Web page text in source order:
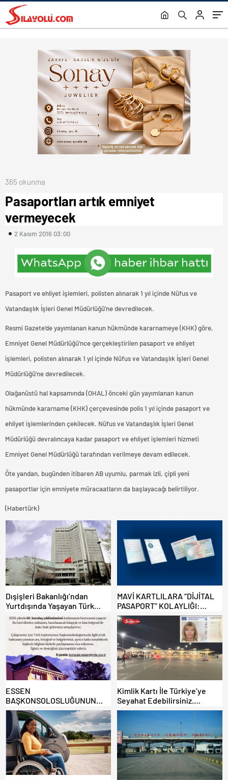
365 okunma
Pasaportları artık emniyet
vermeyecek
2 Kasım 2016 03:00
Pasaport ve ehliyet işlemleri, polisten alınarak 1 yıl içinde Nüfus ve
Vatandaşlık İşleri Genel Müdürlüğü’ne devredilecek.
Resmi Gazete’de yayımlanan kanun hükmünde kararnameye (KHK) göre,
Emniyet Genel Müdürlüğü’nce gerçekleştirilen pasaport ve ehliyet
işlemleri, polisten alınarak 1 yıl içinde Nüfus ve Vatandaşlık İşleri Genel
Müdürlüğü’ne devredilecek.
Olağanüstü hal kapsamında (OHAL) önceki gün yayımlanan kanun
hükmünde kararname (KHK) çerçevesinde polis 1 yıl içinde pasaport ve
ehliyet işlemlerinden çekilecek. Nüfus ve Vatandaşlık İşleri Genel
Müdürlüğü devralıncaya kadar pasaport ve ehliyet işlemleri hizmeti
Emniyet Genel Müdürlüğü tarafından verilmeye devam edilecek.
Öte yandan, bugünden itibaren AB uyumlu, parmak izli, çipli yeni
pasaportlar için emniyete müracaatların da başlayacağı belirtiliyor.
(Habertürk)
Dışişleri Bakanlığı’ndan
Yurtdışında Yaşayan Türk
Vatandaşlarına ”Güvenlik”
Uyarısı”
MAVİ KARTLILARA “DİJİTAL
PASAPORT” KOLAYLIĞI:
TÜRKİYE’DE YENİ DÖNEM!
ESSEN
BAŞKONSOLOSLUĞUNUN
KURULUŞUNUN 60.
YILDÖNÜMÜ 2026’DA
KAPSAMLI ŞEKİLDE
KUTLANACAK.
Kimlik Kartı İle Türkiye’ye
Seyahat Edebilirsiniz.
Detaylar Haberde.